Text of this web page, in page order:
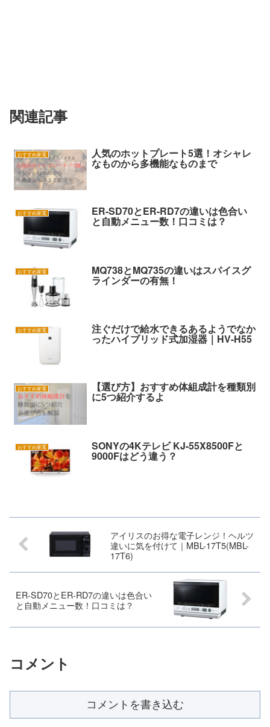
関連記事
おすすめ家電 人気のホットプレート5選！オシャレ
なものから多機能なものまで
おすすめ家電 ER-SD70とER-RD7の違いは色合い
と自動メニュー数！口コミは？
おすすめ家電 MQ738とMQ735の違いはスパイスグ
ラインダーの有無！
おすすめ家電 注ぐだけで給水できるあるようでなか
ったハイブリッド式加湿器｜HV-H55
おすすめ家電 【選び方】おすすめ体組成計を種類別
に5つ紹介するよ
おすすめ家電 SONYの4Kテレビ KJ-55X8500Fと
9000Fはどう違う？
アイリスのお得な電子レンジ！ヘルツ
違いに気を付けて｜MBL-17T5(MBL-
17T6)
ER-SD70とER-RD7の違いは色合い
と自動メニュー数！口コミは？
コメント
コメントを書き込む